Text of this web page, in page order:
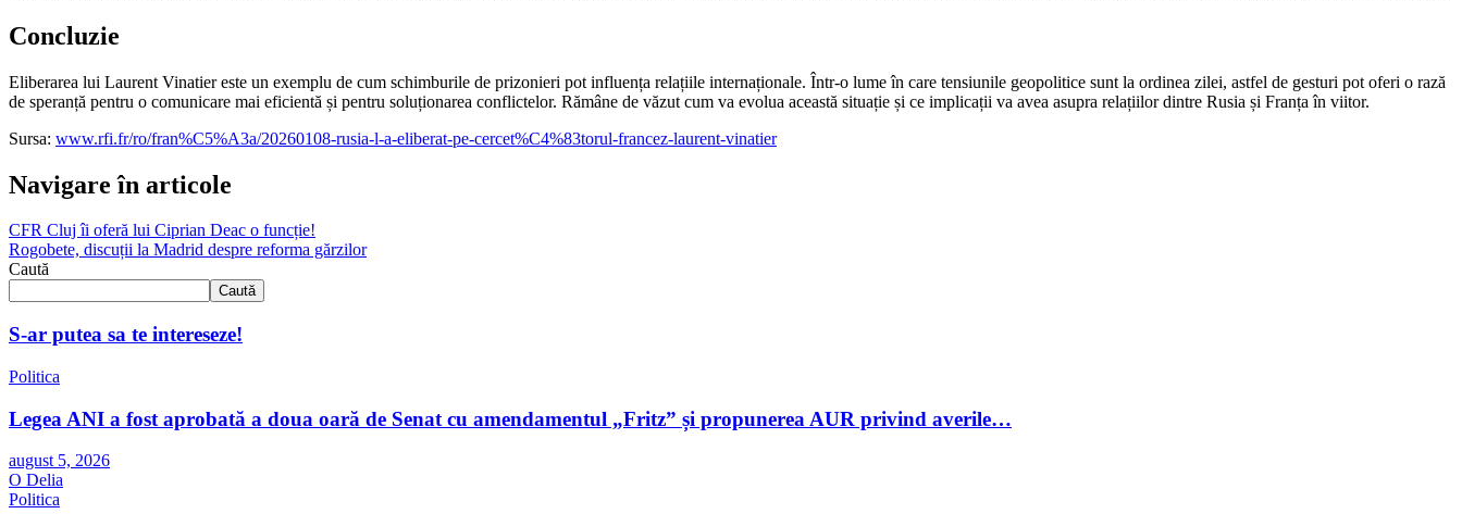
Concluzie
Eliberarea lui Laurent Vinatier este un exemplu de cum schimburile de prizonieri pot influența relațiile internaționale. Într-o lume în care tensiunile geopolitice sunt la ordinea zilei, astfel de gesturi pot oferi o rază
de speranță pentru o comunicare mai eficientă și pentru soluționarea conflictelor. Rămâne de văzut cum va evolua această situație și ce implicații va avea asupra relațiilor dintre Rusia și Franța în viitor.
Sursa: www.rfi.fr/ro/fran%C5%A3a/20260108-rusia-l-a-eliberat-pe-cercet%C4%83torul-francez-laurent-vinatier
Navigare în articole
CFR Cluj îi oferă lui Ciprian Deac o funcție!
Rogobete, discuții la Madrid despre reforma gărzilor
Caută
Caută
S-ar putea sa te intereseze!
Politica
Legea ANI a fost aprobată a doua oară de Senat cu amendamentul „Fritz” și propunerea AUR privind averile…
august 5, 2026
O Delia
Politica